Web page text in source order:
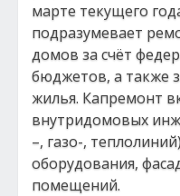
марте текущего
подразумевает
домов за счёт
бюджетов, а также
жилья. Капремонт
внутридомовых
–, газо-,
оборудования,
помещений.